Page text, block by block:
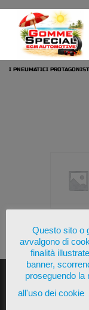
I PNEUMATICI
Questo sito o
avvalgono di
finalità
banner,
proseguendo la
all'uso dei cookie